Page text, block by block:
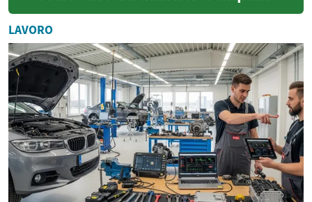
più richiesto per coprire
spese impreviste, migliorare
la ...
LAVORO